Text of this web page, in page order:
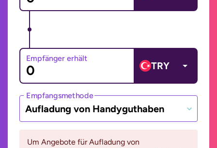
Empfänger erhält
TRY
Empfangsmethode
Aufladung von Handyguthaben
Um Angebote für Aufladung von